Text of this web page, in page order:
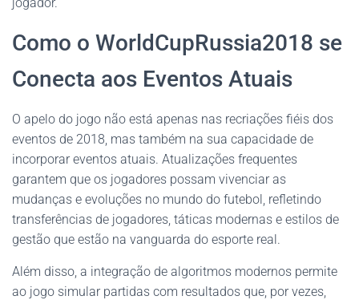
Como o WorldCupRussia2018 se
Conecta aos Eventos Atuais
O apelo do jogo não está apenas nas recriações fiéis dos
eventos de 2018, mas também na sua capacidade de
incorporar eventos atuais. Atualizações frequentes
garantem que os jogadores possam vivenciar as
mudanças e evoluções no mundo do futebol, refletindo
transferências de jogadores, táticas modernas e estilos de
gestão que estão na vanguarda do esporte real.
Além disso, a integração de algoritmos modernos permite
ao jogo simular partidas com resultados que, por vezes,